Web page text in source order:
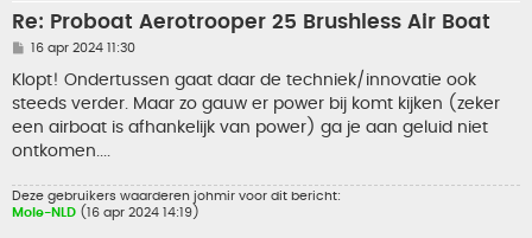
Re: Proboat Aerotrooper 25 Brushless Air Boat
B
r
c
h
16 apr 2024 11:30
Klopt! Ondertussen gaat daar de techniek/innovatie ook
steeds verder. Maar zo gauw er power bij komt kijken (zeker
een airboat is afhankelijk van power) ga je aan geluid niet
ontkomen....
Deze gebruikers waarderen johmir voor dit bericht:
Mole-NLD (16 apr 2024 14:19)